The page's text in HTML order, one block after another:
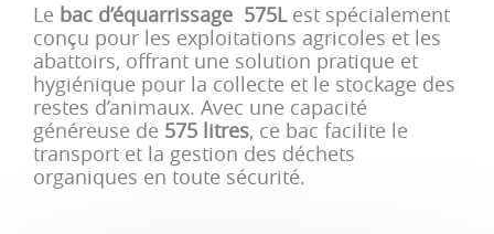
Le bac d’équarrissage 575Lest spécialement
conçu pour les exploitations agricoles et les
abattoirs, offrant une solution pratique et
hygiénique pour la collecte et le stockage des
restes d’animaux. Avec une capacité
généreuse de 575 litres, ce bac facilite le
transport et la gestion des déchets
organiques en toute sécurité.